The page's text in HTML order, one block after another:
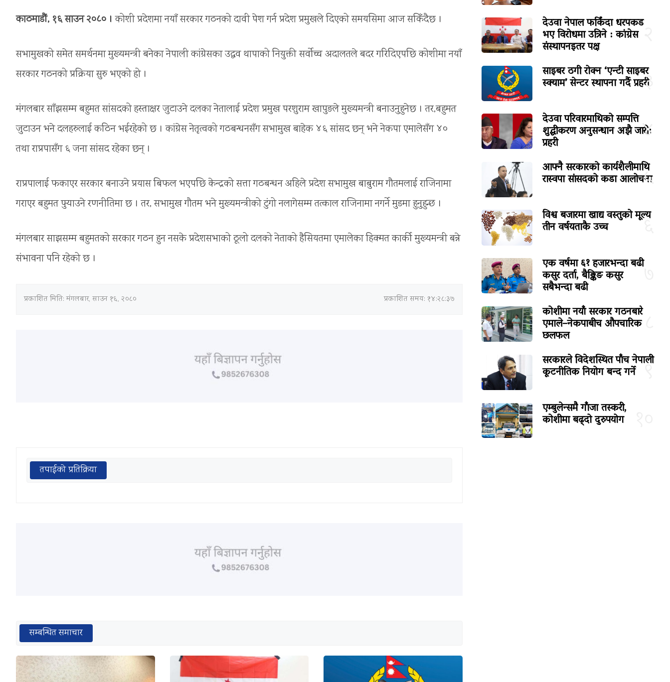
काठमाडौं, १६ साउन २०८० । कोशी प्रदेशमा नयाँ सरकार गठनको दावी पेश गर्न प्रदेश प्रमुखले दिएको समयसिमा आज सकिँदैछ ।
सभामुखको समेत समर्थनमा मुख्यमन्त्री बनेका नेपाली कांग्रेसका उद्धव थापाको नियुक्ती सर्वोच्च अदालतले बदर गरिदिएपछि कोशीमा नयाँ
सरकार गठनको प्रक्रिया सुरु भएको हो ।
मंगलबार साँझसम्म बहुमत सांसदको हस्ताक्षर जुटाउने दलका नेतालाई प्रदेश प्रमुख परशुराम खापुङले मुख्यमन्त्री बनाउनुहुनेछ । तर,बहुमत
जुटाउन भने दलहरुलाई कठिन भईरहेको छ । कांग्रेस नेतृत्वको गठबन्धनसँग सभामुख बाहेक ४६ सांसद छन् भने नेकपा एमालेसँग ४०
तथा राप्रपासँग ६ जना सांसद रहेका छन् ।
राप्रपालाई फकाएर सरकार बनाउने प्रयास बिफल भएपछि केन्द्रको सत्ता गठबन्धन अहिले प्रदेश सभामुख बाबुराम गौतमलाई राजिनामा
गराएर बहुमत पुर्‍याउने रणनीतिमा छ । तर, सभामुख गौतम भने मुख्यमन्त्रीको टुंगो नलागेसम्म तत्काल राजिनामा नगर्ने मुडमा हुनुहुन्छ ।
मंगलबार साझसम्म बहुमतको सरकार गठन हुन नसके प्रदेशसभाको ठूलो दलको नेताको हैसियतमा एमालेका हिक्मत कार्की मुख्यमन्त्री बन्ने
संभावना पनि रहेको छ ।
प्रकाशित मिति:मंगलबार, साउन १६, २०८० प्रकाशित समय: १४:२८:३७
तपाईको प्रतिक्रिया
सम्बन्धित समाचार
देउवा नेपाल फर्किंदा धरपकड
भए विरोधमा उत्रिने : कांग्रेस
संस्थापनइतर पक्ष
३
साइबर ठगी रोक्न ‘एन्टी साइबर
स्क्याम’ सेन्टर स्थापना गर्दै प्रहरी
४
देउवा परिवारमाथिको सम्पत्ति
शुद्धीकरण अनुसन्धान अझै जारी:
प्रहरी
५
आफ्नै सरकारको कार्यशैलीमाथि
रास्वपा सांसदको कडा आलोचना
६
विश्व बजारमा खाद्य वस्तुको मूल्य
तीन वर्षयताकै उच्च
७
एक वर्षमा ६१ हजारभन्दा बढी
कसुर दर्ता, बैङ्किङ कसुर
सबैभन्दा बढी
कोशीमा नयाँ सरकार गठनबारे
एमाले–नेकपाबीच औपचारिक
छलफल
९
सरकारले विदेशस्थित पाँच नेपाली
कूटनीतिक नियोग बन्द गर्ने
एम्बुलेन्समै गाँजा तस्करी,
कोशीमा बढ्दो दुरुपयोग